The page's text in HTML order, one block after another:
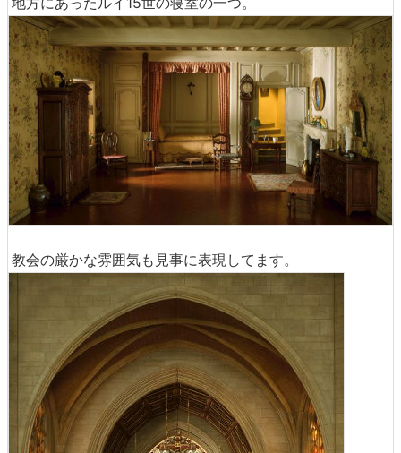
教会の厳かな雰囲気も見事に表現してます。